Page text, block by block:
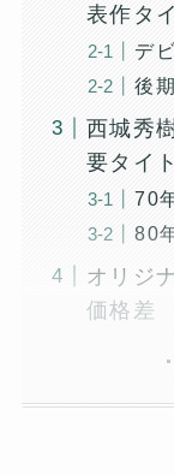
表作タ
デ
後
西城秀
要タイ
70
80
オリジ
価格差